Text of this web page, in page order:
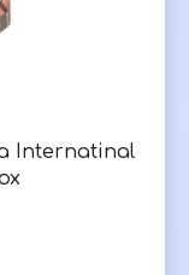
Internatinal